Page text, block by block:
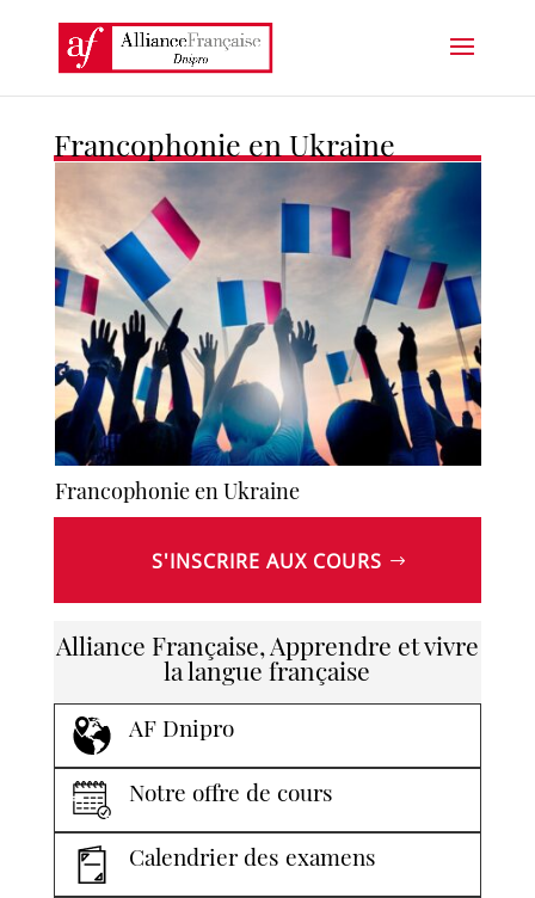
Francophonie en Ukraine
Francophonie en Ukraine
S'INSCRIRE AUX COURS
Alliance Française, Apprendre et vivre
la langue française
AF Dnipro
Notre offre de cours
Calendrier des examens